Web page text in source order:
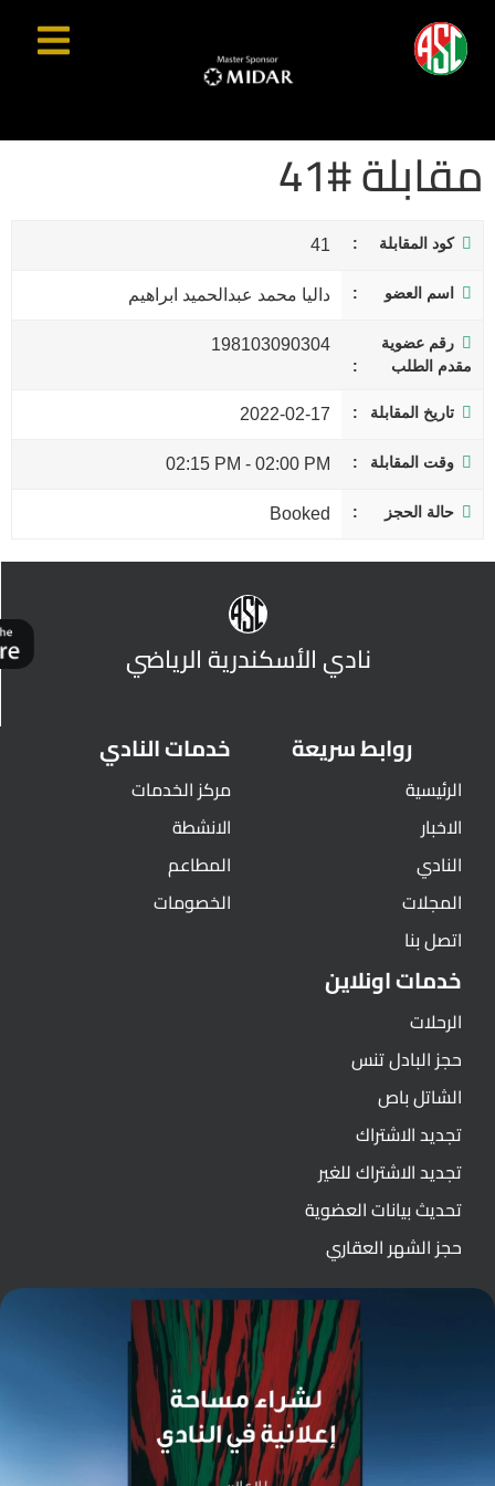
مقابلة #41
كود المقابلة 41
اسم العضو داليا محمد عبدالحميد ابراهيم
رقم عضوية
مقدم الطلب
198103090304
تاريخ المقابلة 2022-02-17
وقت المقابلة 02:00 PM
-
02:15 PM
حالة الحجز Booked
نادي الأسكندرية الرياضي
روابط سريعة
الرئيسية
الاخبار
النادي
المجلات
اتصل بنا
خدمات النادي
مركز الخدمات
الانشطة
المطاعم
الخصومات
خدمات اونلاين
الرحلات
حجز البادل تنس
الشاتل باص
تجديد الاشتراك
تجديد الاشتراك للغير
تحديث بيانات العضوية
حجز الشهر العقاري